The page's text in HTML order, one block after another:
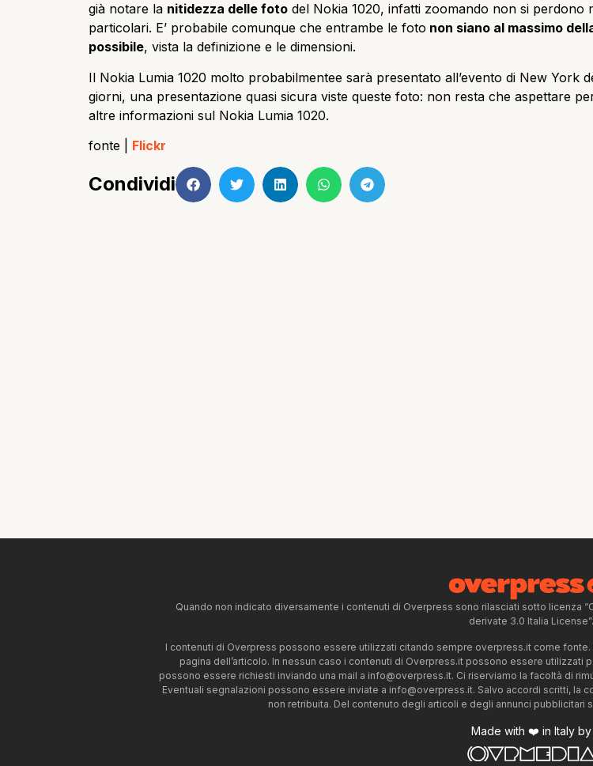
già notare la nitidezza delle foto del Nokia 1020, infatti zoomando non si perdono
particolari. E’ probabile comunque che entrambe le foto non siano al massimo
possibile, vista la definizione e le dimensioni.
Il Nokia Lumia 1020 molto probabilmentee sarà presentato all’evento di New York
giorni, una presentazione quasi sicura viste queste foto: non resta che aspettare
altre informazioni sul Nokia Lumia 1020.
fonte | Flickr
Condividi
Quando non indicato diversamente i contenuti di Overpress sono rilasciati sotto licenza
derivate 3.0 Italia License”.
I contenuti di Overpress possono essere utilizzati citando sempre overpress.it come
pagina dell’articolo. In nessun caso i contenuti di Overpress.it possono essere
possono essere richiesti inviando una mail a info@overpress.it. Ci riserviamo la facoltà di
Eventuali segnalazioni possono essere inviate a info@overpress.it. Salvo accordi scritti, la
non retribuita. Del contenuto degli articoli e degli annunci pubblicitari
Made with ❤️ in Italy by